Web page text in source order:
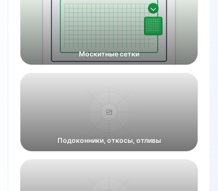
Москитные сетки
Подоконники, откосы, отливы